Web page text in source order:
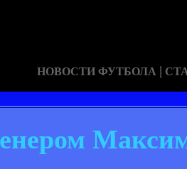
НОВОСТИ ФУТБОЛА |